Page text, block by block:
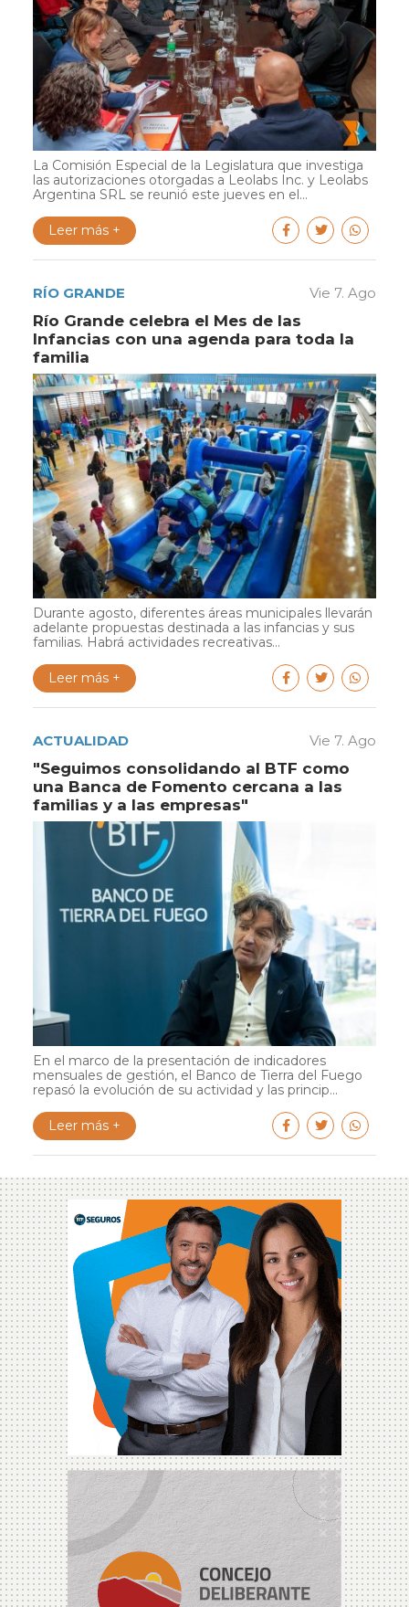
La Comisión Especial de la Legislatura que investiga
las autorizaciones otorgadas a Leolabs Inc. y Leolabs
Argentina SRL se reunió este jueves en el...
Leer más +
RÍO GRANDE Vie 7. Ago
Río Grande celebra el Mes de las
Infancias con una agenda para toda la
familia
Durante agosto, diferentes áreas municipales llevarán
adelante propuestas destinada a las infancias y sus
familias. Habrá actividades recreativas...
Leer más +
ACTUALIDAD Vie 7. Ago
"Seguimos consolidando al BTF como
una Banca de Fomento cercana a las
familias y a las empresas"
En el marco de la presentación de indicadores
mensuales de gestión, el Banco de Tierra del Fuego
repasó la evolución de su actividad y las princip...
Leer más +